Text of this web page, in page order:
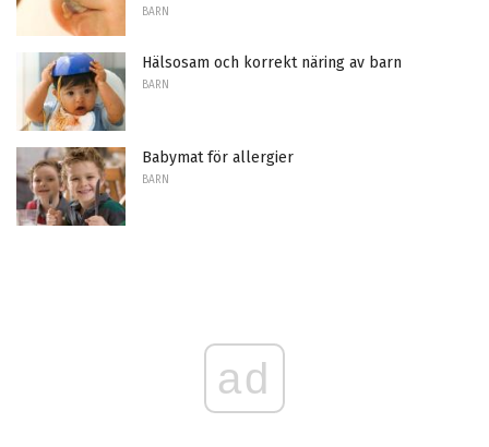
BARN
Hälsosam och korrekt näring av barn
BARN
Babymat för allergier
BARN
ad